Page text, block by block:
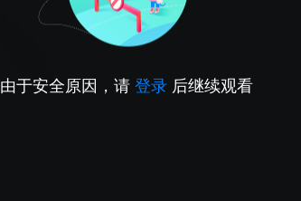
由于安全原因，请 登录 后继续观看